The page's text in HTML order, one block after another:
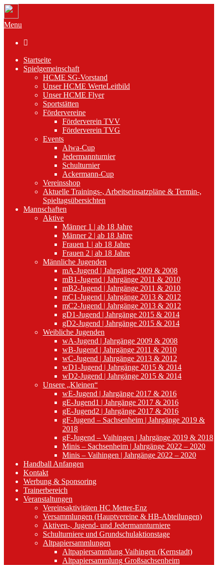
Menu

Startseite
Spielgemeinschaft
HCME SG-Vorstand
Unser HCME WerteLeitbild
Unser HCME Flyer
Sportstätten
Fördervereine
Förderverein TVV
Förderverein TVG
Events
Alwa-Cup
Jedermannturnier
Schulturnier
Ackermann-Cup
Vereinsshop
Aktuelle Trainings-, Arbeitseinsatzpläne & Termin-,
Spieltagsübersichten
Mannschaften
Aktive
Männer 1 | ab 18 Jahre
Männer 2 | ab 18 Jahre
Frauen 1 | ab 18 Jahre
Frauen 2 | ab 18 Jahre
Männliche Jugenden
mA-Jugend | Jahrgänge 2009 & 2008
mB1-Jugend | Jahrgänge 2011 & 2010
mB2-Jugend | Jahrgänge 2011 & 2010
mC1-Jugend | Jahrgänge 2013 & 2012
mC2-Jugend | Jahrgänge 2013 & 2012
gD1-Jugend | Jahrgänge 2015 & 2014
gD2-Jugend | Jahrgänge 2015 & 2014
Weibliche Jugenden
wA-Jugend | Jahrgänge 2009 & 2008
wB-Jugend | Jahrgänge 2011 & 2010
wC-Jugend | Jahrgänge 2013 & 2012
wD1-Jugend | Jahrgänge 2015 & 2014
wD2-Jugend | Jahrgänge 2015 & 2014
Unsere „Kleinen“
wE-Jugend | Jahrgänge 2017 & 2016
gE-Jugend1 | Jahrgänge 2017 & 2016
gE-Jugend2 | Jahrgänge 2017 & 2016
gF-Jugend – Sachsenheim | Jahrgänge 2019 &
2018
gF-Jugend – Vaihingen | Jahrgänge 2019 & 2018
Minis – Sachsenheim | Jahrgänge 2022 – 2020
Minis – Vaihingen | Jahrgänge 2022 – 2020
Handball Anfangen
Kontakt
Werbung & Sponsoring
Trainerbereich
Veranstaltungen
Vereinsaktivitäten HC Metter-Enz
Versammlungen (Hauptvereine & HB-Abteilungen)
Aktiven-, Jugend- und Jedermannturniere
Schulturniere und Grundschulaktionstage
Altpapiersammlungen
Altpapiersammlung Vaihingen (Kernstadt)
Altpapiersammlung Großsachsenheim